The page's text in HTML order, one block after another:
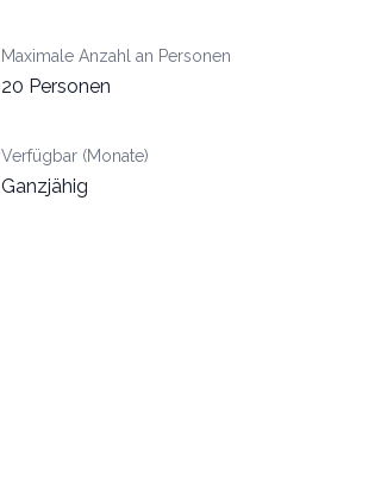
Maximale Anzahl an Personen
20 Personen
Verfügbar (Monate)
Ganzjähig